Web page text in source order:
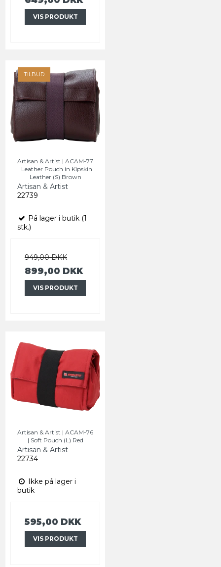
VIS PRODUKT
TILBUD
Artisan & Artist | ACAM-77
| Leather Pouch in Kipskin
Leather (S) Brown
Artisan & Artist
22739
På lager i butik (1
stk.)
949,00 DKK
899,00 DKK
VIS PRODUKT
Artisan & Artist | ACAM-76
| Soft Pouch (L) Red
Artisan & Artist
22734
Ikke på lager i
butik
595,00 DKK
VIS PRODUKT